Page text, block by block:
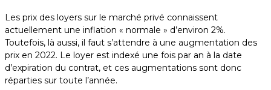
Les prix des loyers sur le marché privé connaissent
actuellement une inflation « normale » d’environ 2%.
Toutefois, là aussi, il faut s’attendre à une augmentation des
prix en 2022. Le loyer est indexé une fois par an à la date
d’expiration du contrat, et ces augmentations sont donc
réparties sur toute l’année.